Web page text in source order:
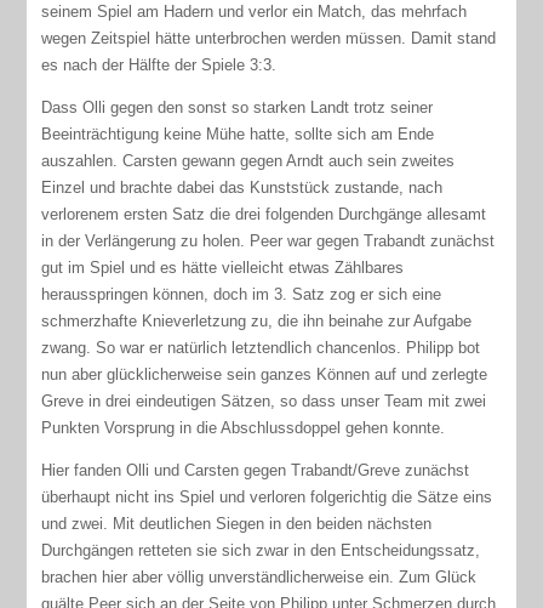
seinem Spiel am Hadern und verlor ein Match, das mehrfach
wegen Zeitspiel hätte unterbrochen werden müssen. Damit stand
es nach der Hälfte der Spiele 3:3.
Dass Olli gegen den sonst so starken Landt trotz seiner
Beeinträchtigung keine Mühe hatte, sollte sich am Ende
auszahlen. Carsten gewann gegen Arndt auch sein zweites
Einzel und brachte dabei das Kunststück zustande, nach
verlorenem ersten Satz die drei folgenden Durchgänge allesamt
in der Verlängerung zu holen. Peer war gegen Trabandt zunächst
gut im Spiel und es hätte vielleicht etwas Zählbares
herausspringen können, doch im 3. Satz zog er sich eine
schmerzhafte Knieverletzung zu, die ihn beinahe zur Aufgabe
zwang. So war er natürlich letztendlich chancenlos. Philipp bot
nun aber glücklicherweise sein ganzes Können auf und zerlegte
Greve in drei eindeutigen Sätzen, so dass unser Team mit zwei
Punkten Vorsprung in die Abschlussdoppel gehen konnte.
Hier fanden Olli und Carsten gegen Trabandt/Greve zunächst
überhaupt nicht ins Spiel und verloren folgerichtig die Sätze eins
und zwei. Mit deutlichen Siegen in den beiden nächsten
Durchgängen retteten sie sich zwar in den Entscheidungssatz,
brachen hier aber völlig unverständlicherweise ein. Zum Glück
quälte Peer sich an der Seite von Philipp unter Schmerzen durch